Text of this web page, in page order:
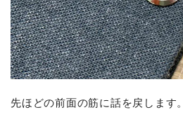
先ほどの前面の筋に話を戻します。